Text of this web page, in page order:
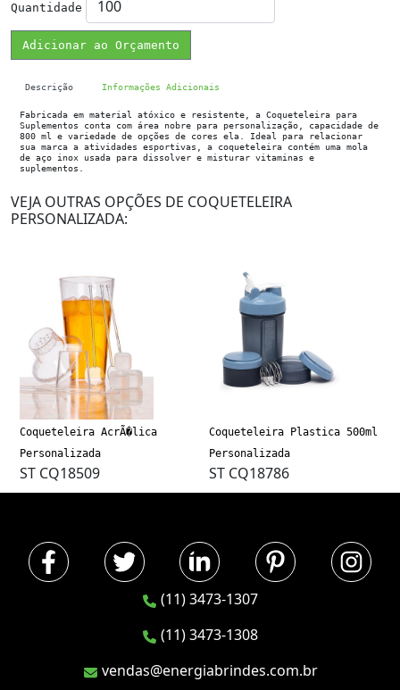
Quantidade
Adicionar ao Orçamento
Descrição Informações Adicionais
Fabricada em material atóxico e resistente, a Coqueteleira para
Suplementos conta com área nobre para personalização, capacidade de
800 ml e variedade de opções de cores ela. Ideal para relacionar
sua marca a atividades esportivas, a coqueteleira contém uma mola
de aço inox usada para dissolver e misturar vitaminas e
suplementos.
VEJA OUTRAS OPÇÕES DE COQUETELEIRA
PERSONALIZADA:
Coqueteleira AcrÃ�lica
Personalizada
ST CQ18509
Coqueteleira Plastica 500ml
Personalizada
ST CQ18786
(11) 3473-1307
(11) 3473-1308
vendas@energiabrindes.com.br